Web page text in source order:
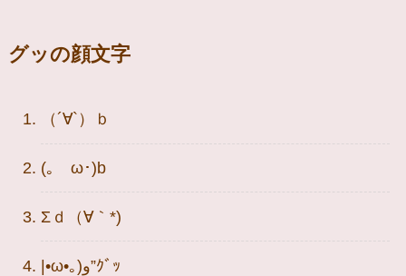
グッの顔文字
（´∀`）ｂ
(｡ゝω･)b
Σｄ（∀｀*)
|•ω•｡)و”ｸﾞｯ